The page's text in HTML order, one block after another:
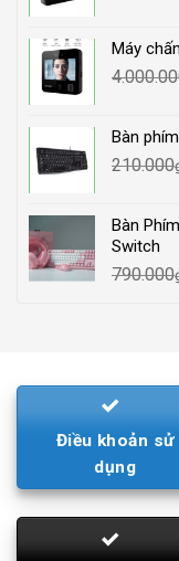
Máy
Bàn
210.000
Bàn
Switch
790.000
Điều khoản sử
dụng